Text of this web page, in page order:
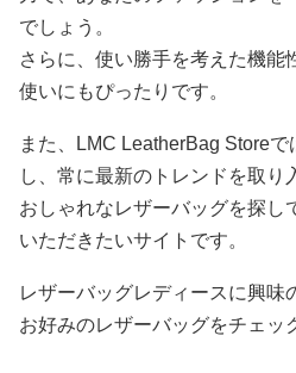
でしょう。
さらに、使い勝手を考えた機能
使いにもぴったりです。
また、LMC LeatherBag Store
し、常に最新のトレンドを取り
おしゃれなレザーバッグを探し
いただきたいサイトです。
レザーバッグレディースに興味
お好みのレザーバッグをチェッ